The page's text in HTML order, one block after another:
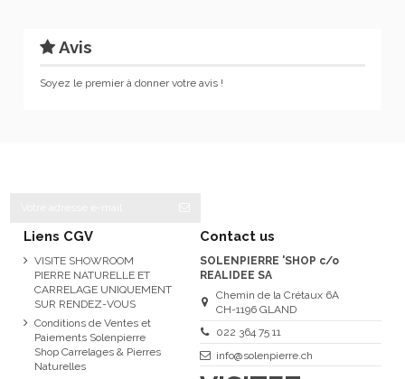
Avis
Soyez le premier à donner votre avis !
Liens CGV
VISITE SHOWROOM
PIERRE NATURELLE ET
CARRELAGE UNIQUEMENT
SUR RENDEZ-VOUS
Conditions de Ventes et
Paiements Solenpierre
Shop Carrelages & Pierres
Naturelles
Contact us
SOLENPIERRE 'SHOP c/o
REALIDEE SA
Chemin de la Crétaux 6A
CH-1196 GLAND
022 364 75 11
info@solenpierre.ch